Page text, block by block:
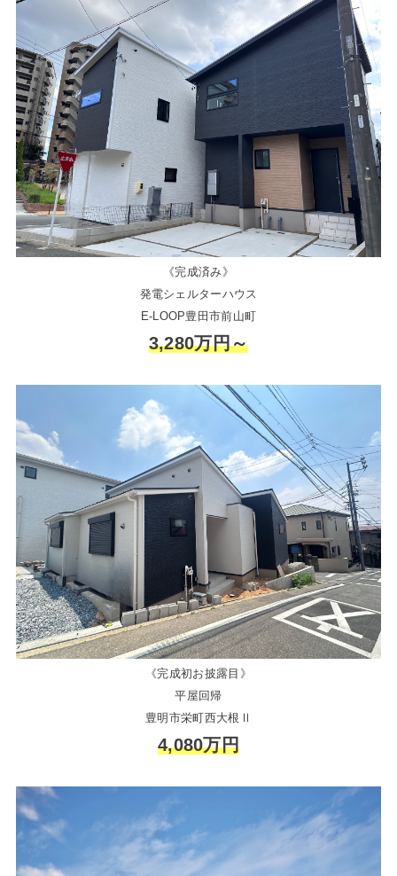
《完成済み》
発電シェルターハウス
E-LOOP豊田市前山町
3,280万円～
《完成初お披露目》
平屋回帰
豊明市栄町西大根Ⅱ
4,080万円